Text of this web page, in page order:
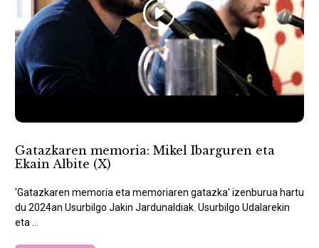
Gatazkaren memoria: Mikel Ibarguren eta
Ekain Albite (X)
'Gatazkaren memoria eta memoriaren gatazka' izenburua hartu
du 2024an Usurbilgo Jakin Jardunaldiak. Usurbilgo Udalarekin
eta ...